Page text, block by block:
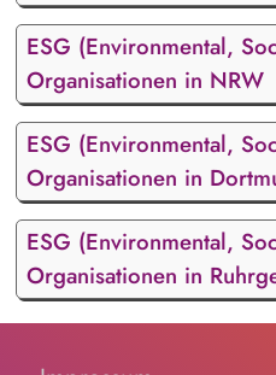
ESG (Environmental,
Organisationen in NRW
ESG (Environmental,
Organisationen in
ESG (Environmental,
Organisationen in